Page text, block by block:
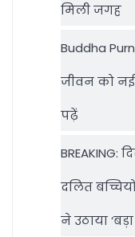
मिली जगह
Buddha
जीवन को नई
पढ़ें
BREAKING:
दलित
ने उठाया